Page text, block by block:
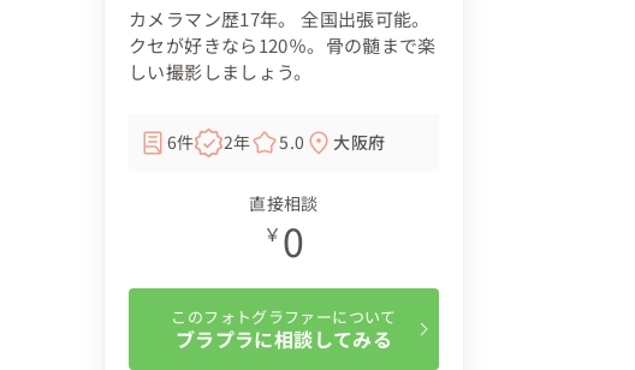
カメラマン歴17年。 全国出張可能。
クセが好きなら120％。骨の髄まで楽
しい撮影しましょう。
6件 2年 5.0 大阪府
直接相談
￥ 0
このフォトグラファーについて
ブラプラに相談してみる